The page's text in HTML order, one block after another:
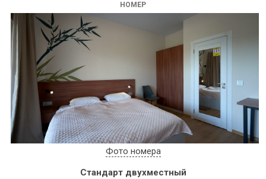
НОМЕР
Фото номера
Стандарт двухместный